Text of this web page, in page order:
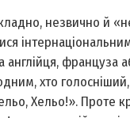
незвично й
француза
хто голосніший,
Хельо!». Проте